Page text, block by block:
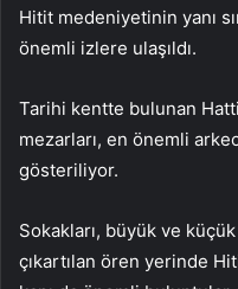
Hitit medeniyetinin yanı
önemli izlere ulaşıldı.
Tarihi kentte bulunan
mezarları, en önemli
gösteriliyor.
Sokakları, büyük ve
çıkartılan ören yerinde